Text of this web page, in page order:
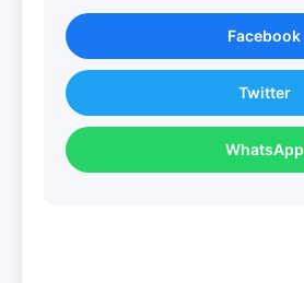
Facebook
Twitter
WhatsApp